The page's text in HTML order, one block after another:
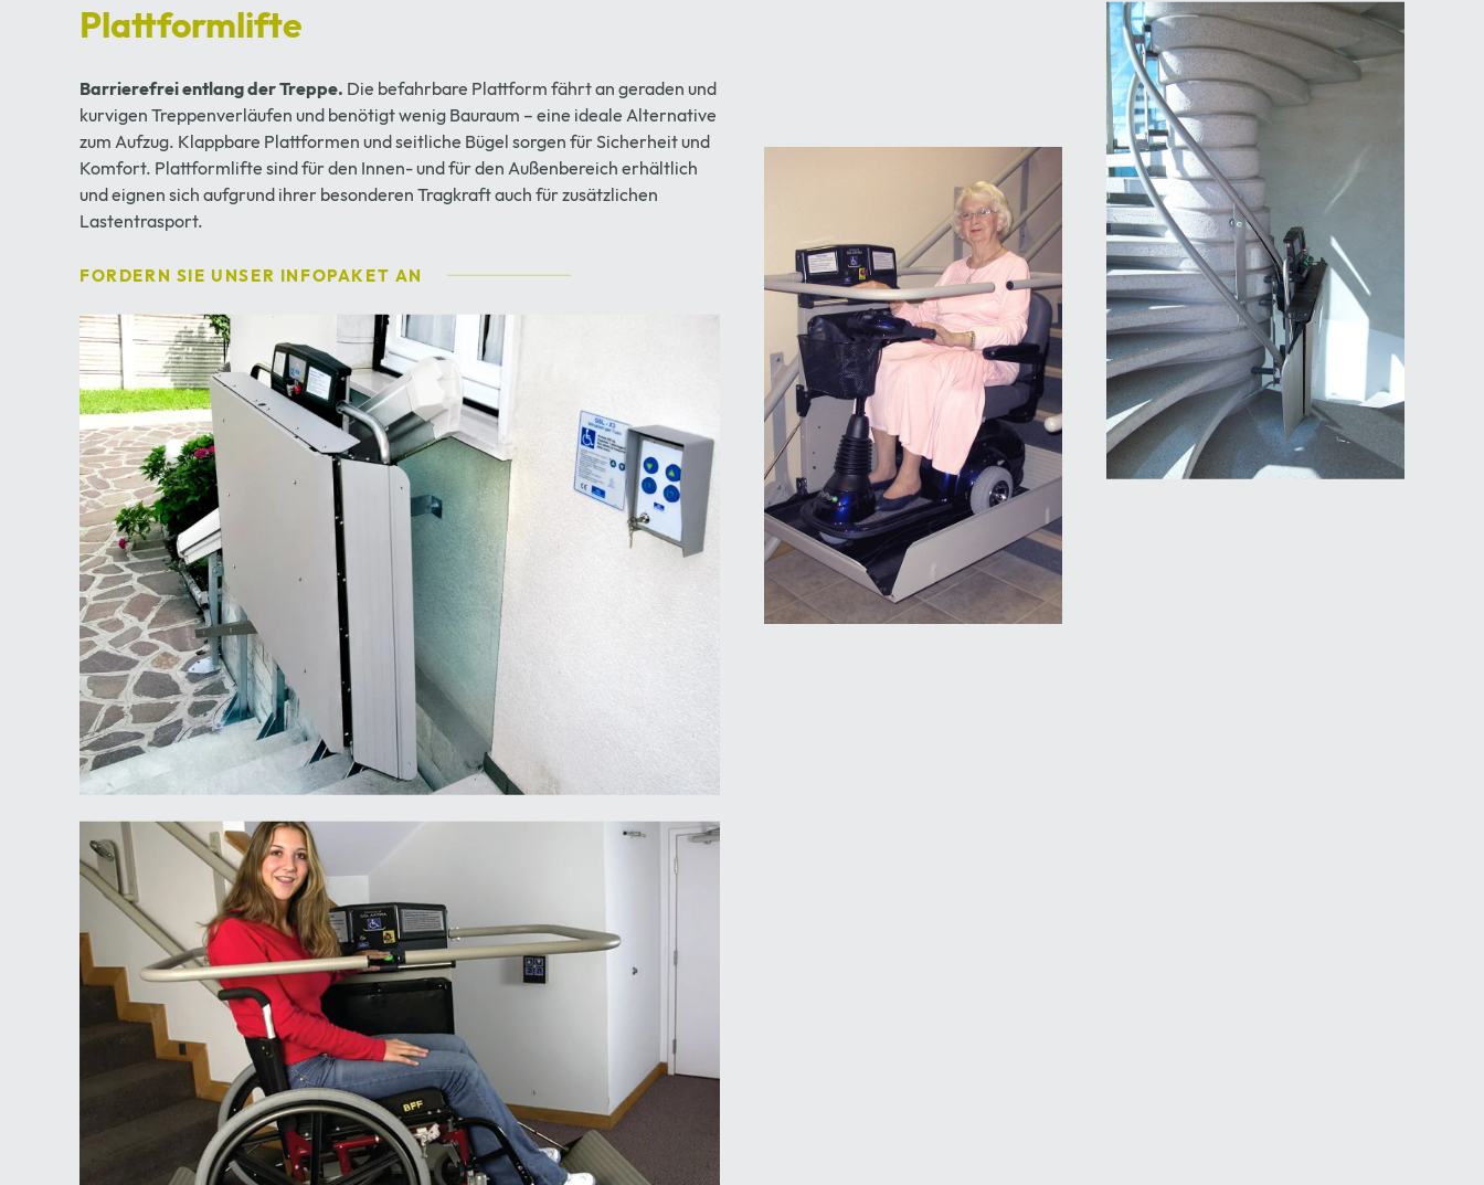
Plattformlifte
Barrierefrei entlang der Treppe. Die befahrbare Plattform fährt an geraden und
kurvigen Treppenverläufen und benötigt wenig Bauraum – eine ideale Alternative
zum Aufzug. Klappbare Plattformen und seitliche Bügel sorgen für Sicherheit und
Komfort. Plattformlifte sind für den Innen- und für den Außenbereich erhältlich
und eignen sich aufgrund ihrer besonderen Tragkraft auch für zusätzlichen
Lastentrasport.
FORDERN SIE UNSER INFOPAKET AN